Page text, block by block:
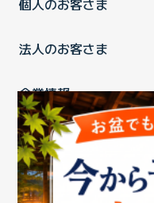
法人のお客さま
企業情報
ご利用中の方
お問い合わせ消費税の表示